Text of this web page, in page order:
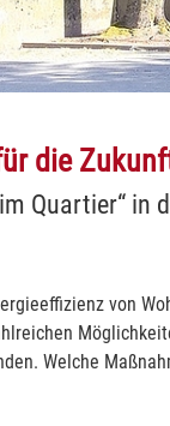
und Oeding:
und Oeding:
die
Quartier“ in
von
Welche